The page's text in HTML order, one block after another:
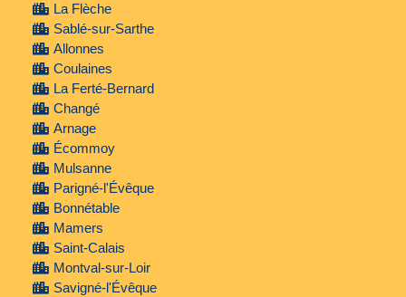
La Flèche
Sablé-sur-Sarthe
Allonnes
Coulaines
La Ferté-Bernard
Changé
Arnage
Écommoy
Mulsanne
Parigné-l'Évêque
Bonnétable
Mamers
Saint-Calais
Montval-sur-Loir
Savigné-l'Évêque